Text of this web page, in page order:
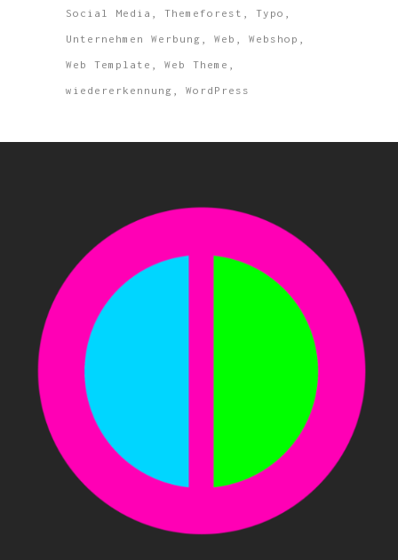
Social Media Themeforest Typo
Unternehmen Werbung Web Webshop
Web Template Web Theme
wiedererkennung WordPress